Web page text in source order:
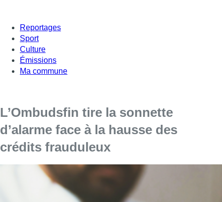
Reportages
Sport
Culture
Émissions
Ma commune
L’Ombudsfin tire la sonnette
d’alarme face à la hausse des
crédits frauduleux